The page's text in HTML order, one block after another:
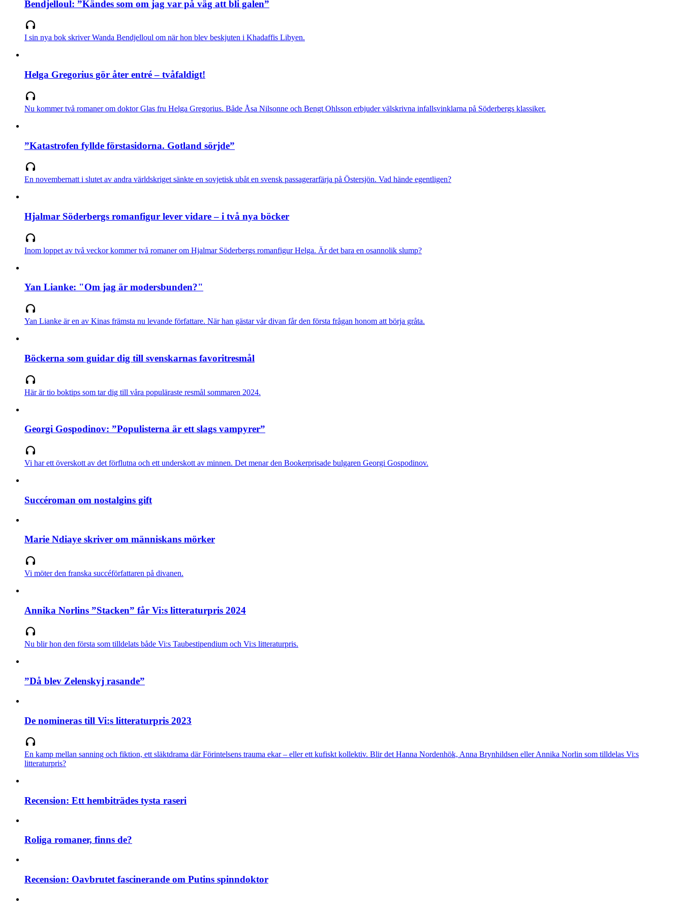
Bendjelloul: ”Kändes som om jag var på väg att bli galen”
I sin nya bok skriver Wanda Bendjelloul om när hon blev beskjuten i Khadaffis Libyen.
Helga Gregorius gör åter entré – tvåfaldigt!
Nu kommer två romaner om doktor Glas fru Helga Gregorius. Både Åsa Nilsonne och Bengt Ohlsson erbjuder välskrivna infallsvinklarna på Söderbergs klassiker.
”Katastrofen fyllde förstasidorna. Gotland sörjde”
En novembernatt i slutet av andra världskriget sänkte en sovjetisk ubåt en svensk passagerarfärja på Östersjön. Vad hände egentligen?
Hjalmar Söderbergs romanfigur lever vidare – i två nya böcker
Inom loppet av två veckor kommer två romaner om Hjalmar Söderbergs romanfigur Helga. Är det bara en osannolik slump?
Yan Lianke: "Om jag är modersbunden?"
Yan Lianke är en av Kinas främsta nu levande författare. När han gästar vår divan får den första frågan honom att börja gråta.
Böckerna som guidar dig till svenskarnas favoritresmål
Här är tio boktips som tar dig till våra populäraste resmål sommaren 2024.
Georgi Gospodinov: ”Populisterna är ett slags vampyrer”
Vi har ett överskott av det förflutna och ett underskott av minnen. Det menar den Bookerprisade bulgaren Georgi Gospodinov.
Succéroman om nostalgins gift
Marie Ndiaye skriver om människans mörker
Vi möter den franska succéförfattaren på divanen.
Annika Norlins ”Stacken” får Vi:s litteraturpris 2024
Nu blir hon den första som tilldelats både Vi:s Taubestipendium och Vi:s litteraturpris.
”Då blev Zelenskyj rasande”
De nomineras till Vi:s litteraturpris 2023
En kamp mellan sanning och fiktion, ett släktdrama där Förintelsens trauma ekar – eller ett kufiskt kollektiv. Blir det Hanna Nordenhök, Anna Brynhildsen eller Annika Norlin som tilldelas Vi:s
litteraturpris?
Recension: Ett hembiträdes tysta raseri
Roliga romaner, finns de?
Recension: Oavbrutet fascinerande om Putins spinndoktor